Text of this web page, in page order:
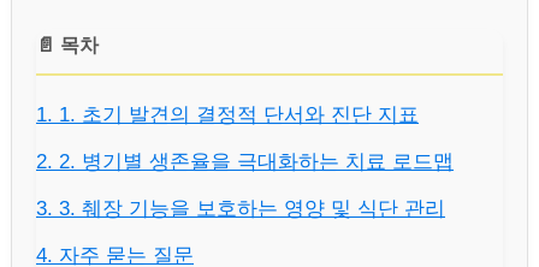
📄 목차
1. 1. 초기 발견의 결정적 단서와 진단 지표
2. 2. 병기별 생존율을 극대화하는 치료 로드맵
3. 3. 췌장 기능을 보호하는 영양 및 식단 관리
4. 자주 묻는 질문